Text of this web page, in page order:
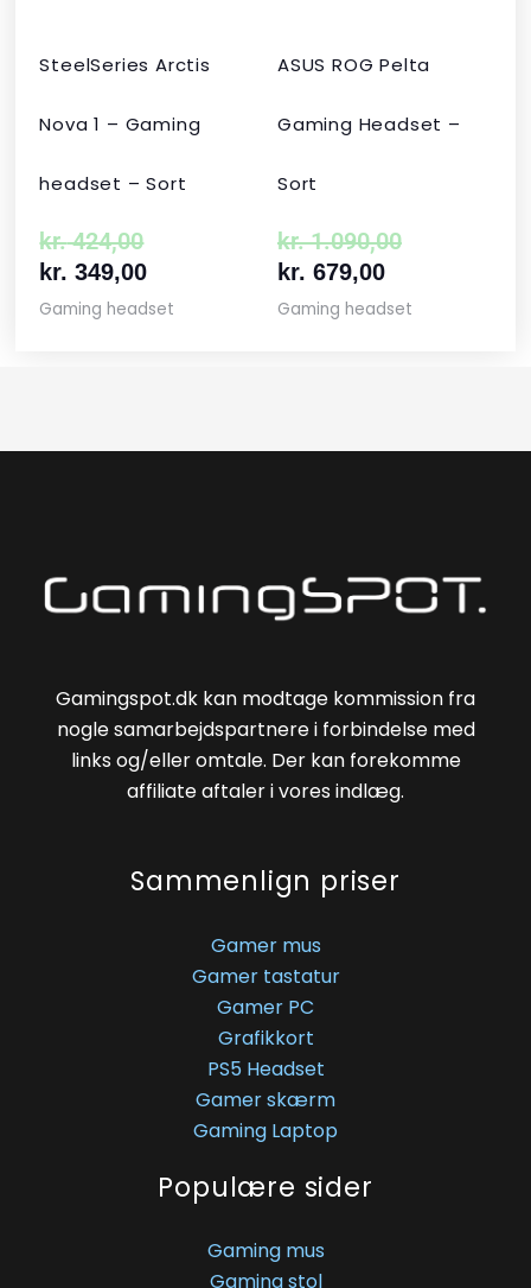
SteelSeries Arctis
Nova 1 – Gaming
headset – Sort
kr.424,00
kr. 349,00
Gaming headset
ASUS ROG Pelta
Gaming Headset –
Sort
kr.1.090,00
kr. 679,00
Gaming headset
Gamingspot.dk kan modtage kommission fra
nogle samarbejdspartnere i forbindelse med
links og/eller omtale. Der kan forekomme
affiliate aftaler i vores indlæg.
Sammenlign priser
Gamer mus
Gamer tastatur
Gamer PC
Grafikkort
PS5 Headset
Gamer skærm
Gaming Laptop
Populære sider
Gaming mus
Gaming stol